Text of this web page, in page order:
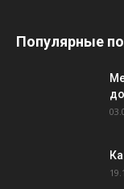
Популярные